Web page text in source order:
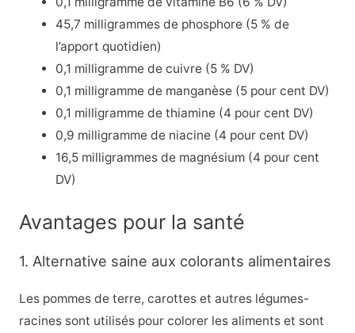
45,7 milligrammes de phosphore (5 % de
l’apport quotidien)
0,1 milligramme de cuivre (5 % DV)
0,1 milligramme de manganèse (5 pour cent DV)
0,1 milligramme de thiamine (4 pour cent DV)
0,9 milligramme de niacine (4 pour cent DV)
16,5 milligrammes de magnésium (4 pour cent
DV)
Avantages pour la santé
1. Alternative saine aux colorants alimentaires
Les pommes de terre, carottes et autres légumes-
racines sont utilisés pour colorer les aliments et sont